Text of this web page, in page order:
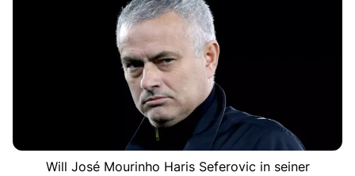
Will José Mourinho Haris Seferovic in seiner